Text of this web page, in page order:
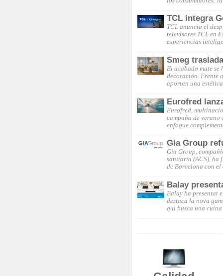
TCL integra
TCL anuncia el
televisores TCL en
experiencias
Smeg
El acabado mate se
decoración. Frente
aportan una
Eurofred
Eurofred,
campaña de verano
enfoque
Gia Group
Gia Group,
sanitaria (ACS), ha
de Barcelona con
Balay
Balay ha presentat
destaca la nova
qui busca una